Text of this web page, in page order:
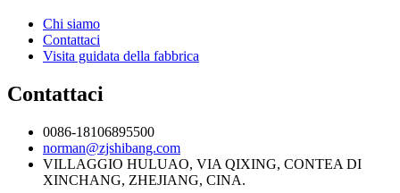
Chi siamo
Contattaci
Visita guidata della fabbrica
Contattaci
0086-18106895500
norman@zjshibang.com
VILLAGGIO HULUAO, VIA QIXING, CONTEA DI
XINCHANG, ZHEJIANG, CINA.